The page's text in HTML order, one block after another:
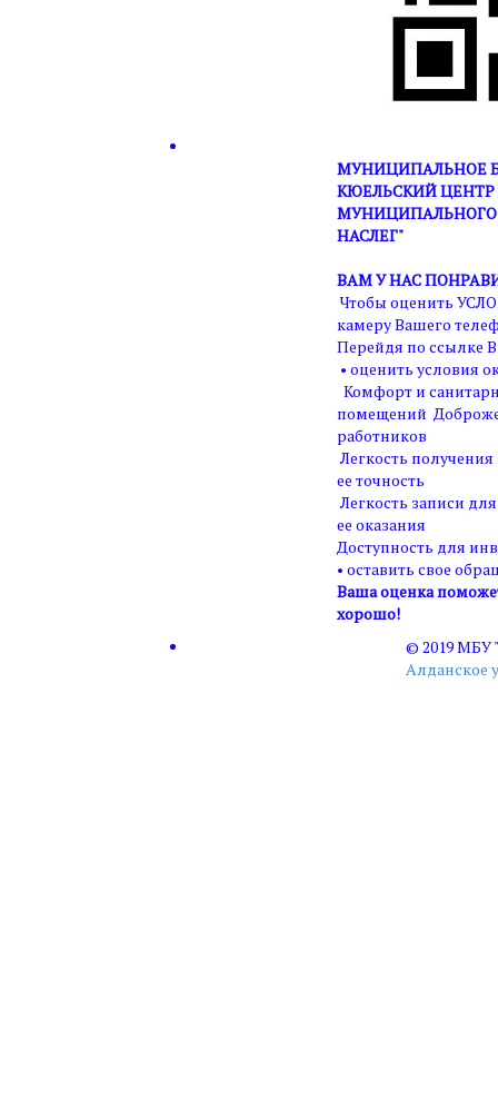
МУНИЦИПАЛЬНОЕ
КЮЕЛЬСКИЙ ЦЕНТР
МУНИЦИПАЛЬНОГО
НАСЛЕГ"
ВАМ У НАС
Чтобы оценить
камеру Вашего
Перейдя по ссылке
• оценить условия
Комфорт и
помещений
работников
Легкость
ее точность
Легкость записи
ее оказания
Доступность для
• оставить свое
Ваша оценка
хорошо!
© 2019
Алданское